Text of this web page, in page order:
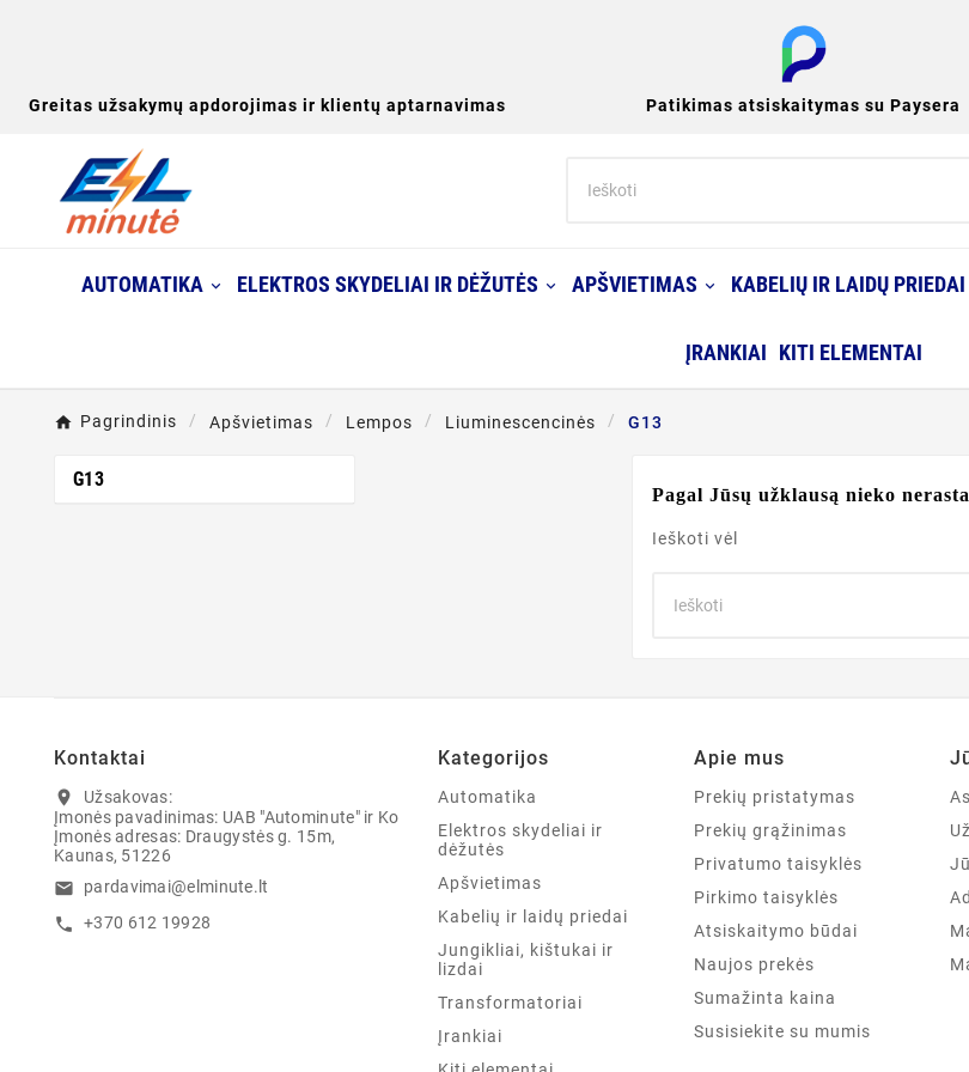
Greitas užsakymų apdorojimas ir klientų aptarnavimas Patikimas atsiskaitymas su Paysera
AUTOMATIKA ELEKTROS SKYDELIAI IR DĖŽUTĖS APŠVIETIMAS KABELIŲ IR LAIDŲ PRIEDAI
ĮRANKIAI KITI ELEMENTAI
Pagrindinis Apšvietimas Lempos Liuminescencinės G13
G13
Pagal Jūsų užklausą nieko
Ieškoti vėl
Kontaktai
location_on
Užsakovas:
Įmonės pavadinimas: UAB "Autominute" ir Ko
Įmonės adresas: Draugystės g. 15m,
Kaunas, 51226
email pardavimai@elminute.lt
call +370 612 19928
Kategorijos
Automatika
Elektros skydeliai ir
dėžutės
Apšvietimas
Kabelių ir laidų priedai
Jungikliai, kištukai ir
lizdai
Transformatoriai
Įrankiai
Apie mus
Prekių pristatymas
Prekių grąžinimas
Privatumo taisyklės
Pirkimo taisyklės
Atsiskaitymo būdai
Naujos prekės
Sumažinta kaina
Susisiekite su mumis